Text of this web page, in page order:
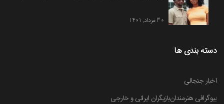
30 مرداد, 1401
دسته بندی ها
اخبار جنجالی
بیوگرافی هنرمندانبازیگران ایرانی و خارجی